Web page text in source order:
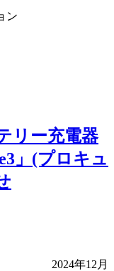
ン
リー充電器
」(プロキュ
2024年12 月